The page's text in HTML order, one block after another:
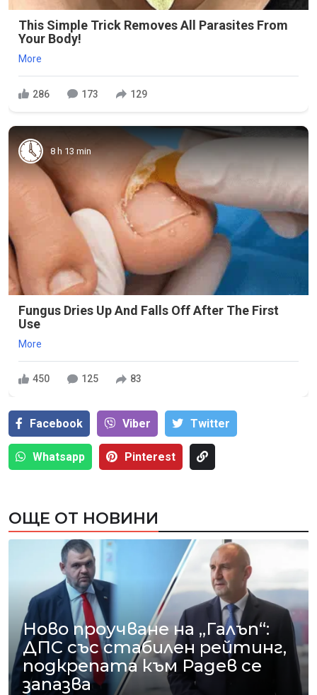
This Simple Trick Removes All Parasites From
Your Body!
More
286 173 129
8 h 13 min
Fungus Dries Up And Falls Off After The First
Use
More
450 125 83
Facebook Viber Тwitter
Whatsapp Pinterest
ОЩЕ ОТ НОВИНИ
Ново проучване на „Галъп“:
ДПС със стабилен рейтинг,
подкрепата към Радев се
запазва